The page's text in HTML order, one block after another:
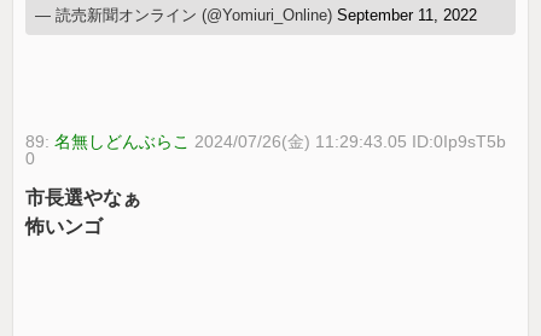
— 読売新聞オンライン (@Yomiuri_Online)September 11, 2022
89:名無しどんぶらこ 2024/07/26(金) 11:29:43.05 ID:0Ip9sT5b
0
市長選やなぁ
怖いンゴ